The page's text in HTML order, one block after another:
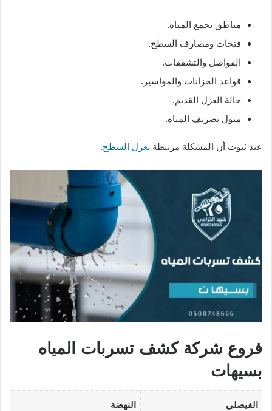
مناطق تجمع المياه.
فتحات ومصارف السطح.
الفواصل والتشققات.
قواعد الخزانات والمواسير.
حالة العزل القديم.
ميول تصريف المياه.
عند ثبوت أن المشكلة مرتبطة بعزل السطح.
فروع شركة كشف تسربات المياه
بسيهات
الفيصلي النهضة